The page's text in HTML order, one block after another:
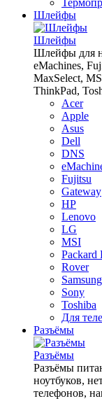
Шлейфы
Шлейфы
Шлейфы для
eMachines,
MaxSelect,
ThinkPad,
Acer
Apple
Asus
Dell
DNS
Fujitsu
Gateway
HP
Lenovo
LG
MSI
Packard
Rover
Samsung
Sony
Toshiba
Для
Разъёмы
Разъёмы
Разъёмы
ноутбуков,
телефонов,